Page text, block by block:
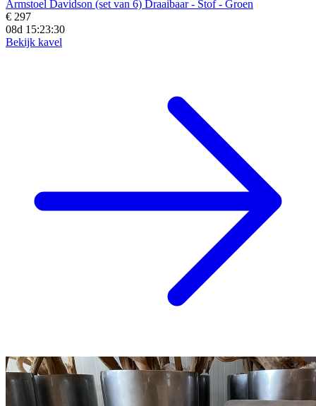
Armstoel Davidson (set van 6) Draaibaar - Stof - Groen
€ 297
08d 15:23:29
Bekijk kavel